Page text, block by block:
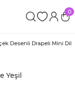
0
Desenli Drapeli Mini
Yeşil